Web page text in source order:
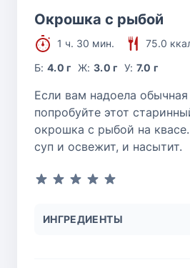
Окрошка с рыбой
1 ч. 30 мин.
75.0
Б:4.0 г Ж: 3.0 г У: 7.0 г
Если вам надоела
попробуйте этот
окрошка с рыбой на
суп и освежит, и насытит.
ИНГРЕДИЕНТЫ